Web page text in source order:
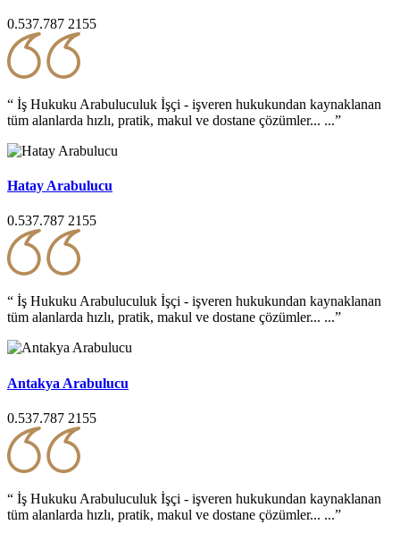
0.537.787 2155
“ İş Hukuku Arabuluculuk İşçi - işveren hukukundan kaynaklanan
tüm alanlarda hızlı, pratik, makul ve dostane çözümler... ...”
Hatay Arabulucu
0.537.787 2155
“ İş Hukuku Arabuluculuk İşçi - işveren hukukundan kaynaklanan
tüm alanlarda hızlı, pratik, makul ve dostane çözümler... ...”
Antakya Arabulucu
0.537.787 2155
“ İş Hukuku Arabuluculuk İşçi - işveren hukukundan kaynaklanan
tüm alanlarda hızlı, pratik, makul ve dostane çözümler... ...”